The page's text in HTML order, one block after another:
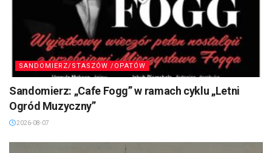
SANDOMIERZ/STASZÓW /OPATÓW
Sandomierz: „Cafe Fogg” w ramach cyklu „Letni
Ogród Muzyczny”
2026-08-07